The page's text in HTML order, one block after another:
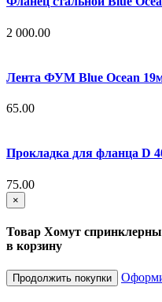
2 000.00
Лента ФУМ Blue Ocean
65.00
Прокладка для фланца D
75.00
×
Товар Хомут
в корзину
Продолжить покупки